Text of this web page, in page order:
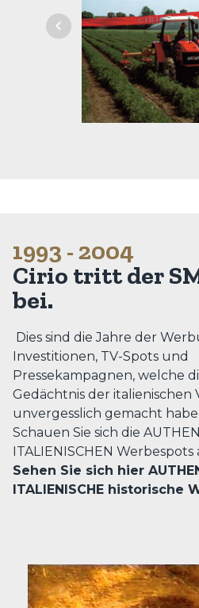
1993 - 2004
Cirio tritt der
bei.
Dies sind die Jahre der
Investitionen, TV-Spots und
Pressekampagnen, welche
Gedächtnis der italienischen
unvergesslich gemacht
Schauen Sie sich die
ITALIENISCHEN Werbespots
Sehen Sie sich hier
ITALIENISCHE historische